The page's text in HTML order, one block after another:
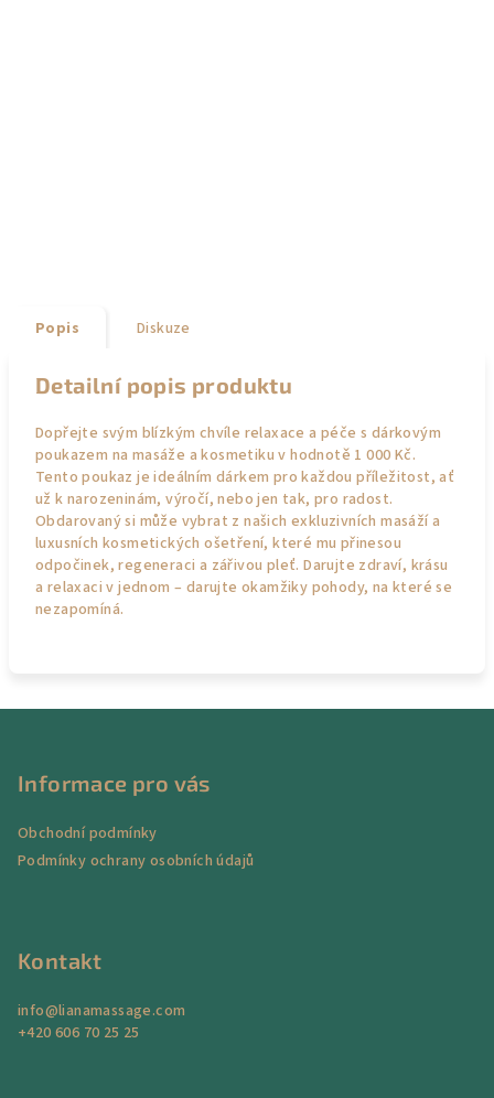
Popis Diskuze
Detailní popis produktu
Dopřejte svým blízkým chvíle relaxace a péče s dárkovým
poukazem na masáže a kosmetiku v hodnotě 1 000 Kč.
Tento poukaz je ideálním dárkem pro každou příležitost, ať
už k narozeninám, výročí, nebo jen tak, pro radost.
Obdarovaný si může vybrat z našich exkluzivních masáží a
luxusních kosmetických ošetření, které mu přinesou
odpočinek, regeneraci a zářivou pleť. Darujte zdraví, krásu
a relaxaci v jednom – darujte okamžiky pohody, na které se
nezapomíná.
Informace pro vás
Obchodní podmínky
Podmínky ochrany osobních údajů
Kontakt
info@lianamassage.com
+420 606 70 25 25